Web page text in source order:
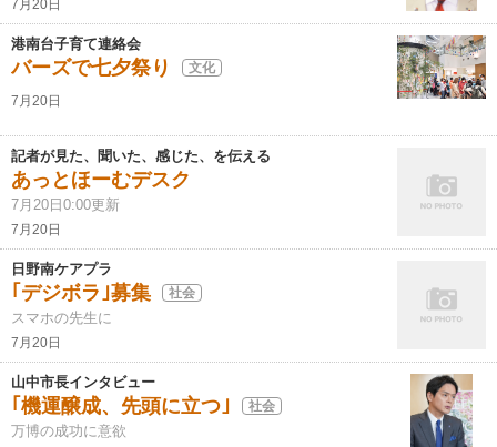
7月20日
港南台子育て連絡会
バーズで七夕祭り 文化
7月20日
記者が見た、聞いた、感じた、を伝える
あっとほーむデスク
7月20日0:00更新
7月20日
日野南ケアプラ
｢デジボラ｣募集 社会
スマホの先生に
7月20日
山中市長インタビュー
｢機運醸成、先頭に立つ｣ 社会
万博の成功に意欲